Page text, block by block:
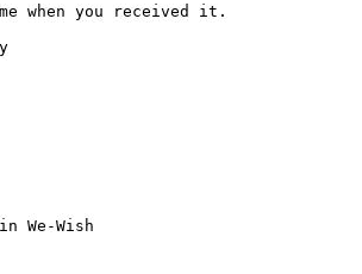
when you received it.